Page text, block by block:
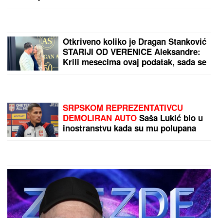
PORODILA SE ZVEZDA GRANDA
Ne možete ih prevariti! Ova 3